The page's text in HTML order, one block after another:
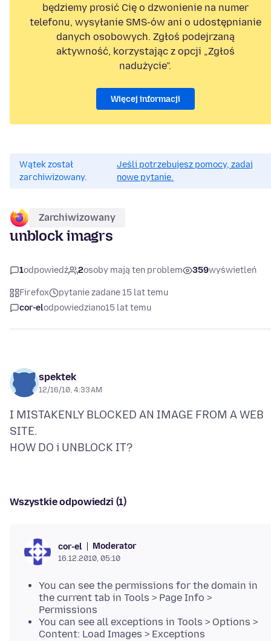
będziemy prosić Cię o dzwonienie na numer
telefonu, wysyłanie SMS-ów ani o udostępnianie
danych osobowych. Zgłoś podejrzaną
aktywność, korzystając z opcji „Zgłoś
nadużycie”.
Więcej informacji
Wątek został
zarchiwizowany.
Jeśli potrzebujesz pomocy, zadaj
nowe pytanie.
Zarchiwizowany
unblock imagrs
1odpowiedź 2osoby mają ten problem 359wyświetleń
Firefox
pytanie zadane 15 lat temu
cor-elodpowiedziano15 lat temu
spektek
12/16/10, 4:33 AM
I MISTAKENLY BLOCKED AN IMAGE FROM A WEB
SITE.
Wszystkie odpowiedzi (1)
cor-el Moderator
16.12.2010, 05:10
You can see the permissions for the domain in
the current tab in Tools > Page Info >
Permissions
You can see all exceptions in Tools > Options >
Content: Load Images > Exceptions